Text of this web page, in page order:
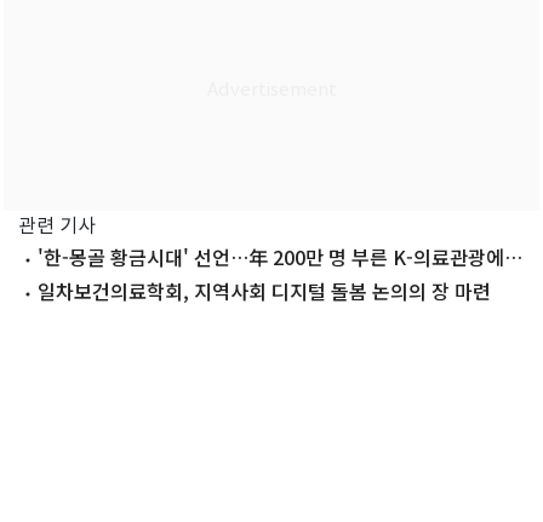
관련 기사
'한-몽골 황금시대' 선언…年 200만 명 부른 K-의료관광에도
호재일차보건의료학회, 지역사회 디지털 돌봄 논의의 장 마련